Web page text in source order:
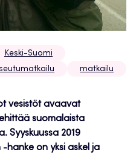
Keski-Suomi
matkailu
vesistöt avaavat
suomalaista
Syyskuussa 2019
hanke on yksi askel ja